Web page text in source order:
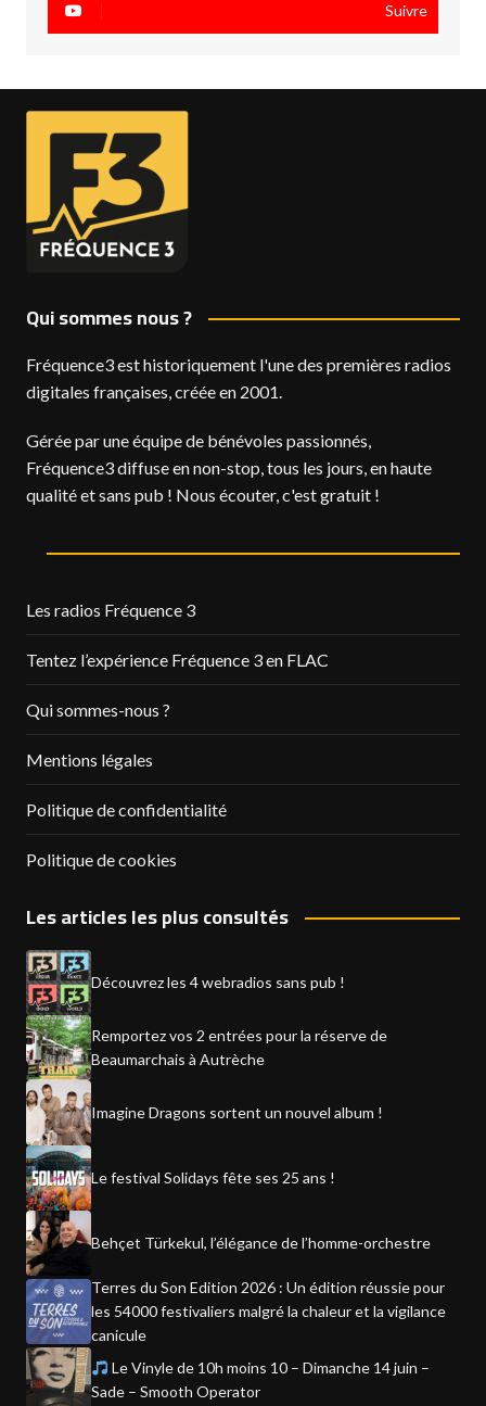
Suivre
Qui sommes nous ?
Fréquence3 est historiquement l'une des premières radios
digitales françaises, créée en 2001.
Gérée par une équipe de bénévoles passionnés,
Fréquence3 diffuse en non-stop, tous les jours, en haute
qualité et sans pub ! Nous écouter, c'est gratuit !
Les radios Fréquence 3
Tentez l’expérience Fréquence 3 en FLAC
Qui sommes-nous ?
Mentions légales
Politique de confidentialité
Politique de cookies
Les articles les plus consultés
Découvrez les 4 webradios sans pub !
Remportez vos 2 entrées pour la réserve de
Beaumarchais à Autrèche
Imagine Dragons sortent un nouvel album !
Le festival Solidays fête ses 25 ans !
Behçet Türkekul, l’élégance de l’homme-orchestre
Terres du Son Edition 2026 : Un édition réussie pour
les 54000 festivaliers malgré la chaleur et la vigilance
canicule
Le Vinyle de 10h moins 10 – Dimanche 14 juin –
Sade – Smooth Operator